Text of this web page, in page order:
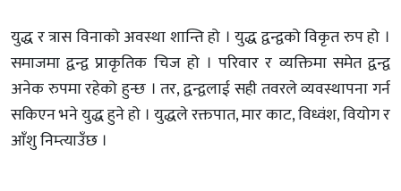
युद्ध र त्रास विनाको अवस्था शान्ति हो । युद्ध द्वन्द्वको विकृत रुप हो ।
समाजमा द्वन्द्व प्राकृतिक चिज हो । परिवार र व्यक्तिमा समेत द्वन्द्व
अनेक रुपमा रहेको हुन्छ । तर, द्वन्द्वलाई सही तवरले व्यवस्थापना गर्न
सकिएन भने युद्ध हुने हो । युद्धले रक्तपात, मार काट, विध्वंश, वियोग र
आँशु निम्त्याउँछ ।